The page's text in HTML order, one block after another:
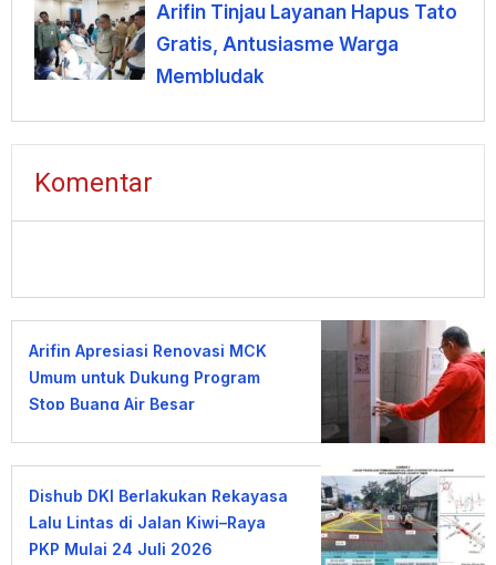
Arifin Tinjau Layanan Hapus Tato
Gratis, Antusiasme Warga
Membludak
Komentar
Arifin Apresiasi Renovasi MCK
Umum untuk Dukung Program
Stop Buang Air Besar
Dishub DKI Berlakukan Rekayasa
Lalu Lintas di Jalan Kiwi–Raya
PKP Mulai 24 Juli 2026